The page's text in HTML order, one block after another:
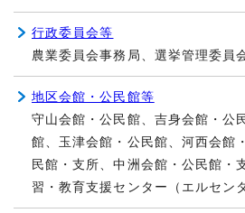
行政委員会等
農業委員会事務局、選挙管理委員
地区会館・公民館等
守山会館・公民館、吉身会館・公
館、玉津会館・公民館、河西会館
民館・支所、中洲会館・公民館・
習・教育支援センター（エルセン